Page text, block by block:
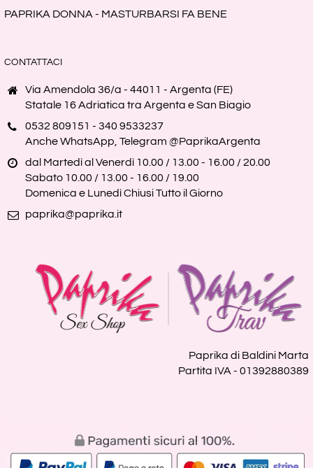
PAPRIKA DONNA - MASTURBARSI FA BENE
CONTATTACI
Via Amendola 36/a - 44011 - Argenta (FE)
Statale 16 Adriatica tra Argenta e San Biagio
0532 809151 - 340 9533237
Anche WhatsApp, Telegram @PaprikaArgenta
dal Martedì al Venerdì 10.00 / 13.00 - 16.00 / 20.00
Sabato 10.00 / 13.00 - 16.00 / 19.00
Domenica e Lunedì Chiusi Tutto il Giorno
paprika@paprika.it
Paprika di Baldini Marta
Partita IVA - 01392880389